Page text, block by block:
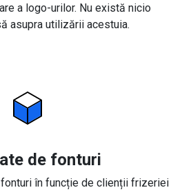
a logo-urilor. Nu există nicio
asupra utilizării acestuia.
de fonturi
în funcție de clienții frizeriei